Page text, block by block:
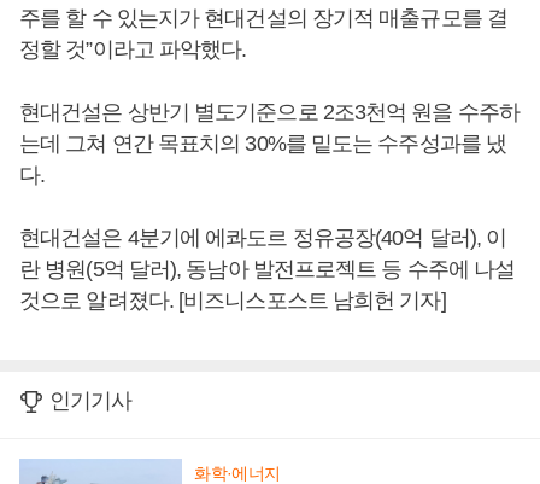
주를 할 수 있는지가 현대건설의 장기적 매출규모를 결
정할 것”이라고 파악했다.
현대건설은 상반기 별도기준으로 2조3천억 원을 수주하
는데 그쳐 연간 목표치의 30%를 밑도는 수주성과를 냈
다.
현대건설은 4분기에 에콰도르 정유공장(40억 달러), 이
란 병원(5억 달러), 동남아 발전프로젝트 등 수주에 나설
것으로 알려졌다. [비즈니스포스트 남희헌 기자]
인기기사
화학·에너지